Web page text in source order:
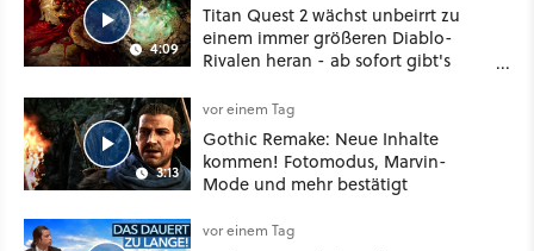
4:09
Titan Quest 2 wächst unbeirrt zu
einem immer größeren Diablo-
Rivalen heran - ab sofort gibt's
Klasse
3:13
vor einem Tag
Gothic Remake: Neue Inhalte
kommen! Fotomodus, Marvin-
Mode und mehr bestätigt
vor einem Tag